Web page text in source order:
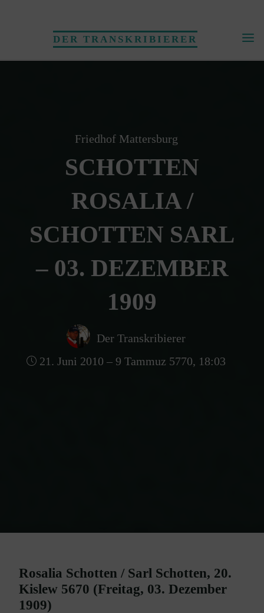
DER TRANSKRIBIERER
Friedhof Mattersburg
SCHOTTEN
ROSALIA /
SCHOTTEN SARL
– 03. DEZEMBER
1909
Der Transkribierer
21. Juni 2010 – 9 Tammuz 5770, 18:03
Rosalia Schotten / Sarl Schotten, 20.
Kislew 5670 (Freitag, 03. Dezember
1909)